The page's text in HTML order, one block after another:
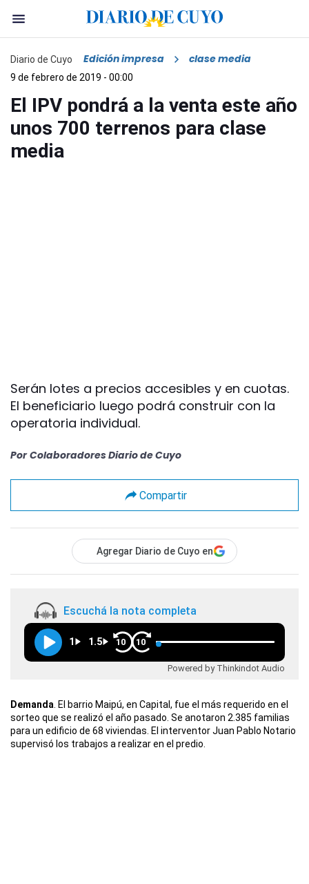
Diario de Cuyo Edición impresa clase media
9 de febrero de 2019 - 00:00
El IPV pondrá a la venta este año
unos 700 terrenos para clase
media
Serán lotes a precios accesibles y en cuotas.
El beneficiario luego podrá construir con la
operatoria individual.
Por Colaboradores Diario de Cuyo
Compartir
Agregar Diario de Cuyo en
Escuchá la nota completa
1 1.5 10 10
Powered by Thinkindot Audio
Demanda . El barrio Maipú, en Capital, fue el más requerido en el
sorteo que se realizó el año pasado. Se anotaron 2.385 familias
para un edificio de 68 viviendas. El interventor Juan Pablo Notario
supervisó los trabajos a realizar en el predio.